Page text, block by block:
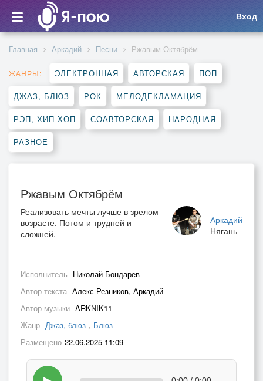
Вход
Главная Аркадий Песни Ржавым Октябрём
ЖАНРЫ: ЭЛЕКТРОННАЯ АВТОРСКАЯ ПОП
ДЖАЗ, БЛЮЗ РОК МЕЛОДЕКЛАМАЦИЯ
РЭП, ХИП-ХОП СОАВТОРСКАЯ НАРОДНАЯ
РАЗНОЕ
Ржавым Октябрём
Аркадий
Нягань
Реализовать мечты лучше в зрелом
возрасте. Потом и трудней и
сложней.
Исполнитель Николай Бондарев
Автор текста Алекс Резников, Аркадий
Автор музыки ARKNIK11
Жанр Джаз, блюз , Блюз
Размещено 22.06.2025 11:09